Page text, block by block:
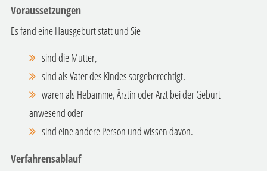
Voraussetzungen
Es fand eine Hausgeburt statt und Sie
sind die Mutter,
sind als Vater des Kindes sorgeberechtigt,
waren als Hebamme, Ärztin oder Arzt bei der Geburt
anwesend oder
sind eine andere Person und wissen davon.
Verfahrensablauf